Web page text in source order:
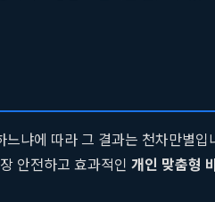
냐에 따라 그 결과는 천차만별
안전하고 효과적인 개인 맞춤형